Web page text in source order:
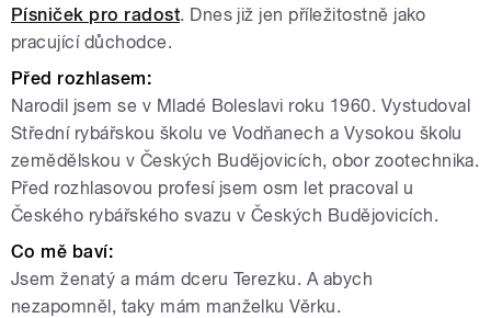
Písniček pro radost. Dnes již jen příležitostně jako
pracující důchodce.
Před rozhlasem:
Narodil jsem se v Mladé Boleslavi roku 1960. Vystudoval
Střední rybářskou školu ve Vodňanech a Vysokou školu
zemědělskou v Českých Budějovicích, obor zootechnika.
Před rozhlasovou profesí jsem osm let pracoval u
Českého rybářského svazu v Českých Budějovicích.
Co mě baví:
Jsem ženatý a mám dceru Terezku. A abych
nezapomněl, taky mám manželku Věrku.